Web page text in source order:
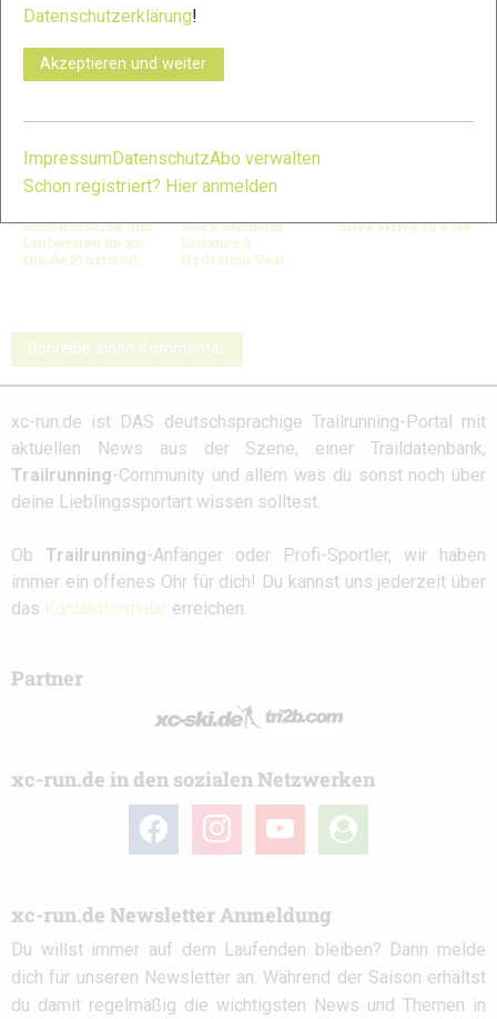
© Bilder 1 - 10: Felgenhauer;
VERWANDTE ARTIKEL
Laufrucksäcke und
Laufwesten im xc-
run.de Praxistest
Black Diamond
Distance 2
Hydration Vest
Silva Strive 10 Vest
Schreibe einen Kommentar
xc-run.de ist DAS deutschsprachige Trailrunning-Portal mit
aktuellen News aus der Szene, einer Traildatenbank,
Trailrunning-Community und allem was du sonst noch über
deine Lieblingssportart wissen solltest.
Ob Trailrunning-Anfänger oder Profi-Sportler, wir haben
immer ein offenes Ohr für dich! Du kannst uns jederzeit über
das Kontaktformular erreichen.
Partner
xc-run.de in den sozialen Netzwerken
facebook instagram youtube
user-
circle
xc-run.de Newsletter Anmeldung
Du willst immer auf dem Laufenden bleiben? Dann melde
dich für unseren Newsletter an. Während der Saison erhältst
du damit regelmäßig die wichtigsten News und Themen in
Datenschutzerklärung!
Akzeptieren und weiter
Impressum DatenschutzAbo verwalten
Schon registriert? Hier anmelden